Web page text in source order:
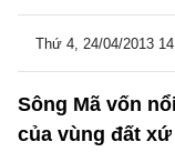
Thứ 4, 24/04/2013
Sông Mã vốn
của vùng đất